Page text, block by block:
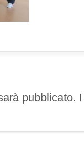
pubblicato.